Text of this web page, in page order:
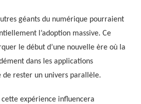
géants du numérique pourraient
l’adoption massive. Ce
le début d’une nouvelle ère où la
dans les applications
rester un univers parallèle.
cette expérience influencera